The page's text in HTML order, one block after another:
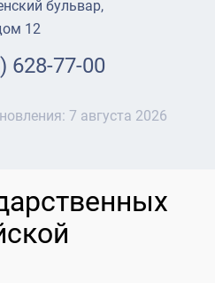
бульвар,
12
628-77-00
7 августа 2026